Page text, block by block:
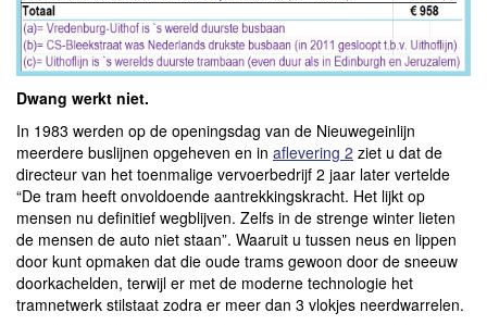
Dwang werkt niet.
In 1983 werden op de openingsdag van de Nieuwegeinlijn
meerdere buslijnen opgeheven en in aflevering 2 ziet u dat de
directeur van het toenmalige vervoerbedrijf 2 jaar later vertelde
“De tram heeft onvoldoende aantrekkingskracht. Het lijkt op
mensen nu definitief wegblijven. Zelfs in de strenge winter lieten
de mensen de auto niet staan”. Waaruit u tussen neus en lippen
door kunt opmaken dat die oude trams gewoon door de sneeuw
doorkachelden, terwijl er met de moderne technologie het
tramnetwerk stilstaat zodra er meer dan 3 vlokjes neerdwarrelen.